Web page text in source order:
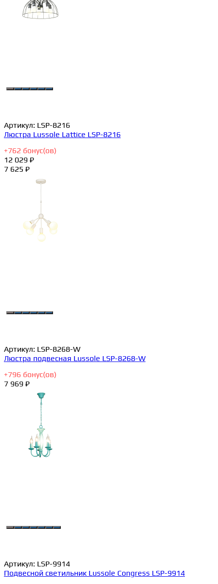
Артикул: LSP-8216
Люстра Lussole Lattice LSP-8216
+762 бонус(ов)
12 029 ₽
7 625 ₽
Артикул: LSP-8268-W
Люстра подвесная Lussole LSP-8268-W
+796 бонус(ов)
7 969 ₽
Артикул: LSP-9914
Подвесной светильник Lussole Congress LSP-9914